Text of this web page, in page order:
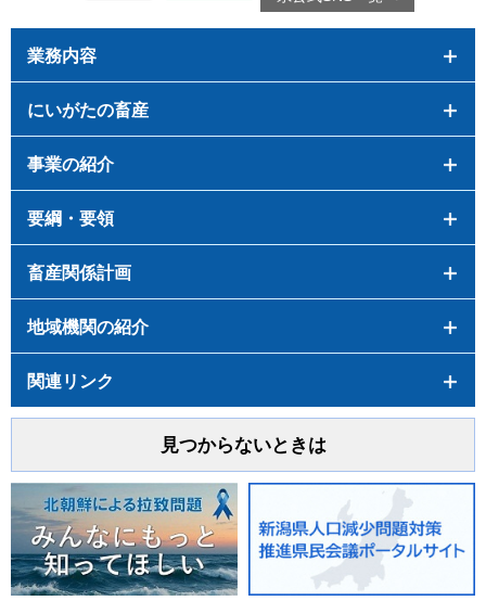
業務内容
にいがたの畜産
事業の紹介
要綱・要領
畜産関係計画
地域機関の紹介
関連リンク
見つからないときは